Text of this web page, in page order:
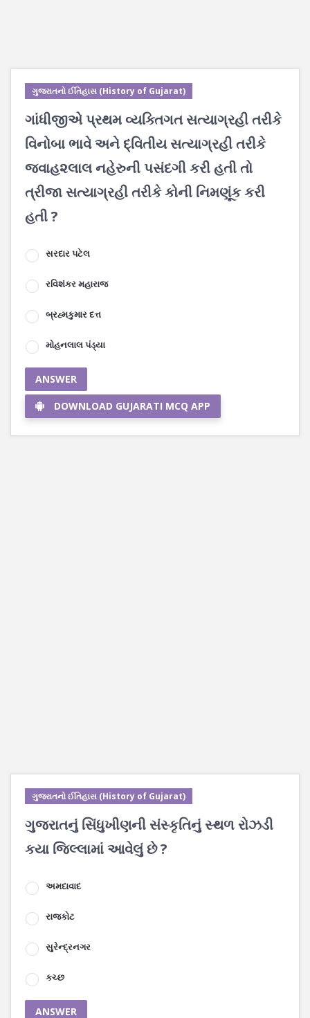
ગુજરાતનો ઈતિહાસ (History of Gujarat)
ગાંધીજીએ પ્રથમ વ્યક્તિગત સત્યાગ્રહી તરીકે
વિનોબા ભાવે અને દ્વિતીય સત્યાગ્રહી તરીકે
જવાહ૨લાલ નહેરુની પસંદગી કરી હતી તો
ત્રીજા સત્યાગ્રહી તરીકે કોની નિમણૂંક કરી
હતી ?
સરદાર પટેલ
રવિશંકર મહારાજ
બ્રહ્મકુમાર દત્ત
મોહનલાલ પંડ્યા
ANSWER
DOWNLOAD GUJARATI MCQ APP
ગુજરાતનો ઈતિહાસ (History of Gujarat)
ગુજરાતનું સિંધુખીણની સંસ્કૃતિનું સ્થળ રોઝડી
કયા જિલ્લામાં આવેલું છે ?
અમદાવાદ
રાજકોટ
સુરેન્દ્રનગર
કચ્છ
ANSWER